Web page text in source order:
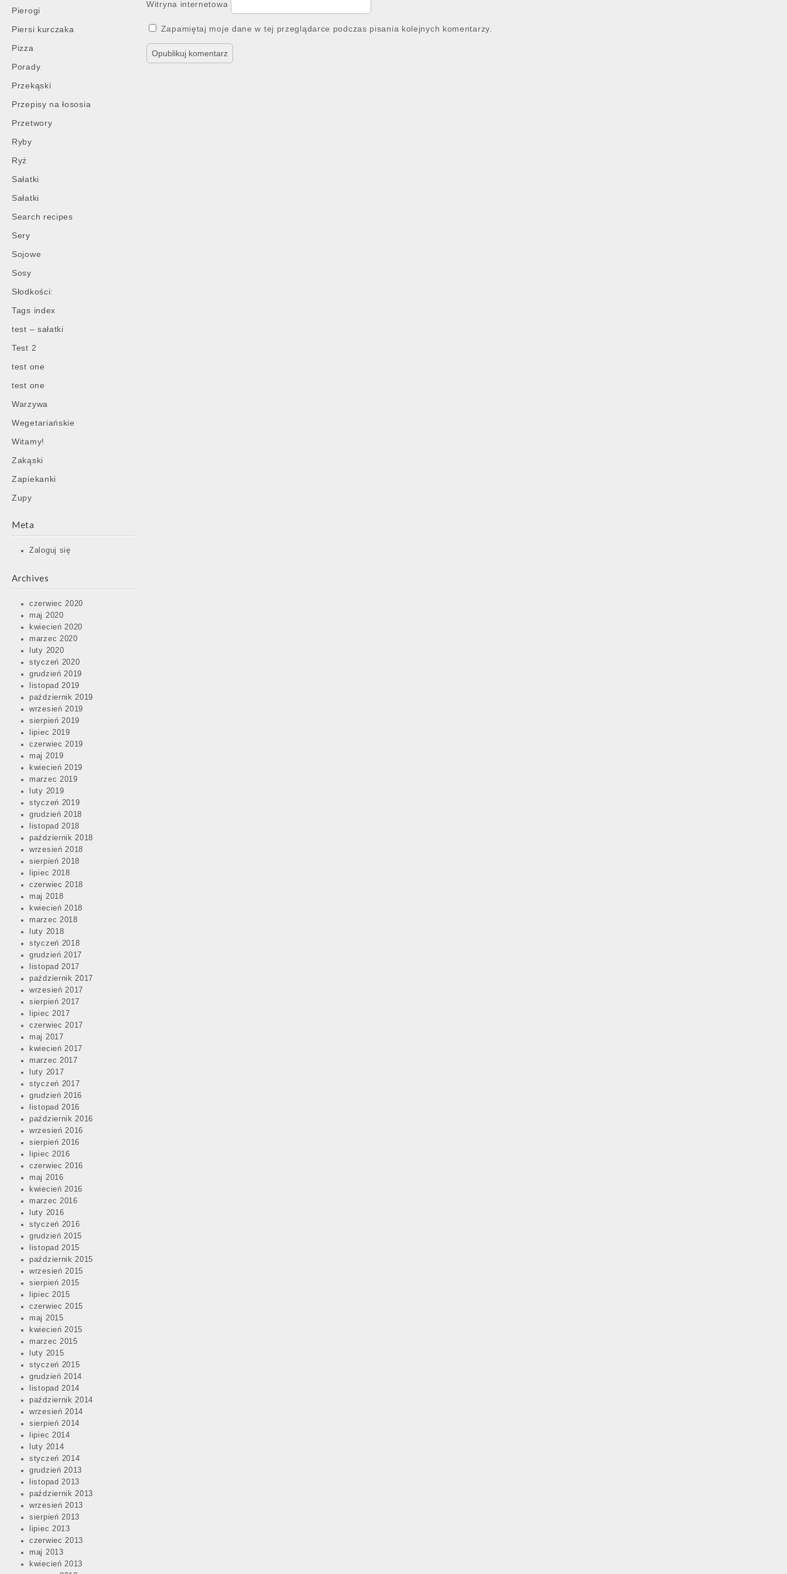
Pierogi
Piersi kurczaka
Pizza
Porady
Przekąski
Przepisy na łososia
Przetwory
Ryby
Ryż
Sałatki
Sałatki
Search recipes
Sery
Sojowe
Sosy
Słodkości:
Tags index
test – sałatki
Test 2
test one
test one
Warzywa
Wegetariańskie
Witamy!
Zakąski
Zapiekanki
Zupy
Meta
Zaloguj się
Archives
czerwiec 2020
maj 2020
kwiecień 2020
marzec 2020
luty 2020
styczeń 2020
grudzień 2019
listopad 2019
październik 2019
wrzesień 2019
sierpień 2019
lipiec 2019
czerwiec 2019
maj 2019
kwiecień 2019
marzec 2019
luty 2019
styczeń 2019
grudzień 2018
listopad 2018
październik 2018
wrzesień 2018
sierpień 2018
lipiec 2018
czerwiec 2018
maj 2018
kwiecień 2018
marzec 2018
luty 2018
styczeń 2018
grudzień 2017
listopad 2017
październik 2017
wrzesień 2017
sierpień 2017
lipiec 2017
czerwiec 2017
maj 2017
kwiecień 2017
marzec 2017
luty 2017
styczeń 2017
grudzień 2016
listopad 2016
październik 2016
wrzesień 2016
sierpień 2016
lipiec 2016
czerwiec 2016
maj 2016
kwiecień 2016
marzec 2016
luty 2016
styczeń 2016
grudzień 2015
listopad 2015
październik 2015
wrzesień 2015
sierpień 2015
lipiec 2015
czerwiec 2015
maj 2015
kwiecień 2015
marzec 2015
luty 2015
styczeń 2015
grudzień 2014
listopad 2014
październik 2014
wrzesień 2014
sierpień 2014
lipiec 2014
luty 2014
styczeń 2014
grudzień 2013
listopad 2013
październik 2013
wrzesień 2013
sierpień 2013
lipiec 2013
czerwiec 2013
maj 2013
kwiecień 2013
Witryna internetowa
Zapamiętaj moje dane w tej przeglądarce podczas pisania kolejnych komentarzy.